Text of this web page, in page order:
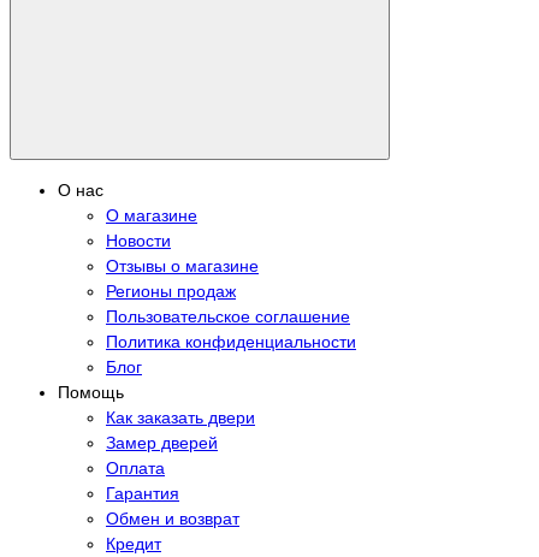
О нас
О магазине
Новости
Отзывы о магазине
Регионы продаж
Пользовательское соглашение
Политика конфиденциальности
Блог
Помощь
Как заказать двери
Замер дверей
Оплата
Гарантия
Обмен и возврат
Кредит